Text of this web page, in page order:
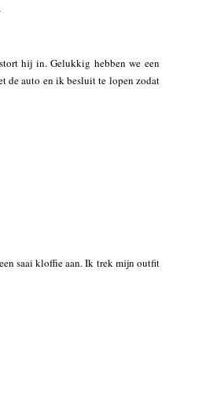
hij in. Gelukkig hebben we een
de auto en ik besluit te lopen zodat
saai kloffie aan. Ik trek mijn outfit